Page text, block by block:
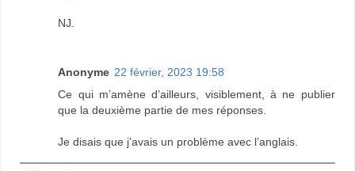
NJ.
Anonyme 22 février, 2023 19:58
Ce qui m’amène d’ailleurs, visiblement, à ne publier
que la deuxième partie de mes réponses.
Je disais que j’avais un problème avec l’anglais.